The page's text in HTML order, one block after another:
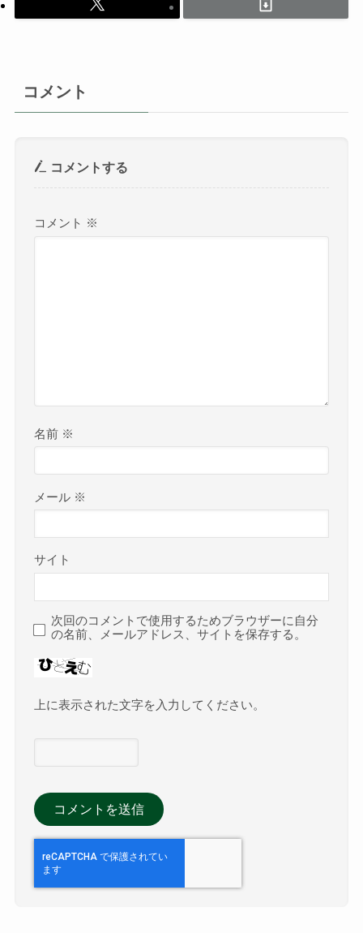
コメント
コメントする
コメント ※
名前 ※
メール ※
サイト
次回のコメントで使用するためブラウザーに自分
の名前、メールアドレス、サイトを保存する。
上に表示された文字を入力してください。